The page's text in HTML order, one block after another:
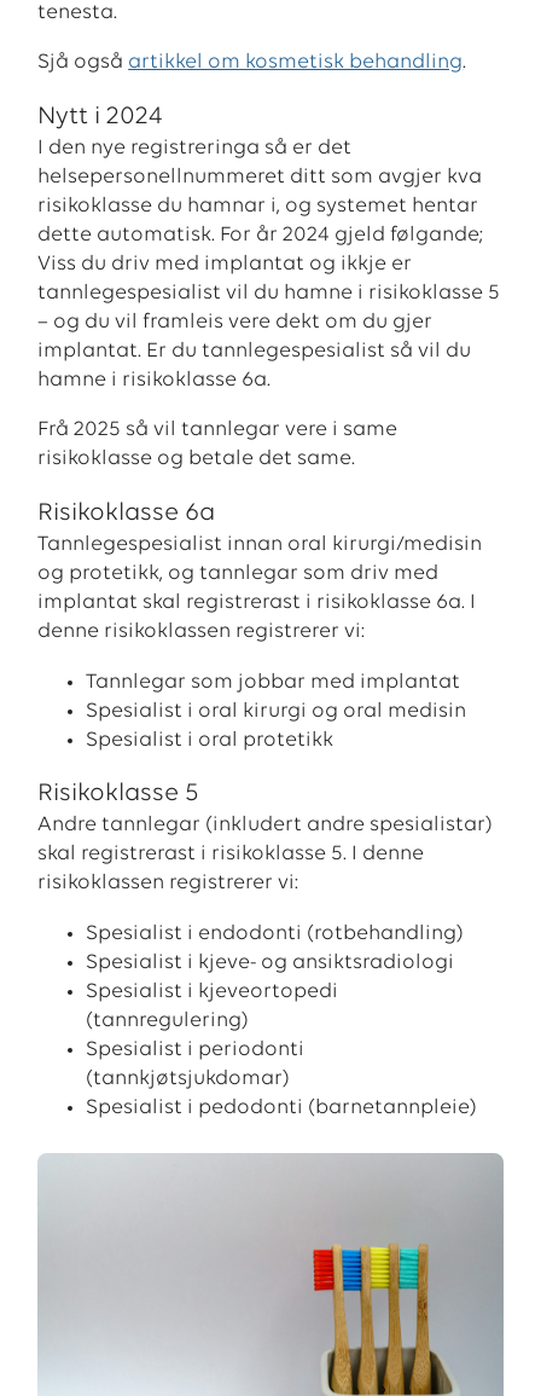
tenesta.
Sjå også artikkel om kosmetisk behandling.
Nytt i 2024
I den nye registreringa så er det
helsepersonellnummeret ditt som avgjer kva
risikoklasse du hamnar i, og systemet hentar
dette automatisk. For år 2024 gjeld følgande;
Viss du driv med implantat og ikkje er
tannlegespesialist vil du hamne i risikoklasse 5
– og du vil framleis vere dekt om du gjer
implantat. Er du tannlegespesialist så vil du
hamne i risikoklasse 6a.
Frå 2025 så vil tannlegar vere i same
risikoklasse og betale det same.
Risikoklasse 6a
Tannlegespesialist innan oral kirurgi/medisin
og protetikk, og tannlegar som driv med
implantat skal registrerast i risikoklasse 6a. I
denne risikoklassen registrerer vi:
Tannlegar som jobbar med implantat
Spesialist i oral kirurgi og oral medisin
Spesialist i oral protetikk
Risikoklasse 5
Andre tannlegar (inkludert andre spesialistar)
skal registrerast i risikoklasse 5. I denne
risikoklassen registrerer vi:
Spesialist i endodonti (rotbehandling)
Spesialist i kjeve- og ansiktsradiologi
Spesialist i kjeveortopedi
(tannregulering)
Spesialist i periodonti
(tannkjøtsjukdomar)
Spesialist i pedodonti (barnetannpleie)